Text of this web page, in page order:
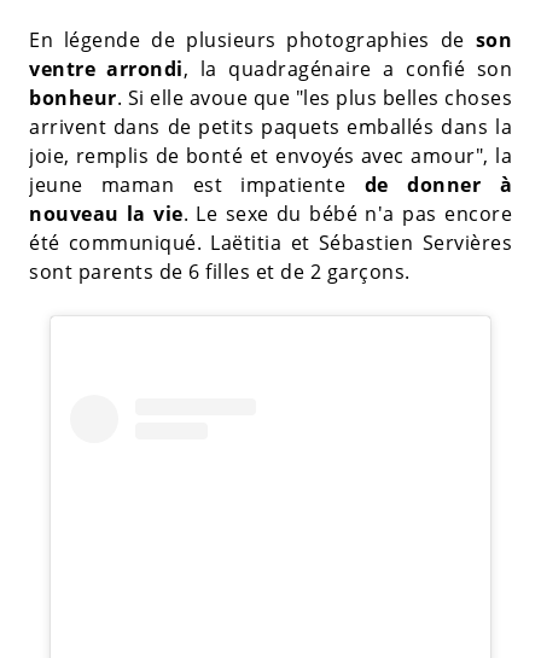
En légende de plusieurs photographies de son
ventre arrondi, la quadragénaire a confié son
bonheur. Si elle avoue que "les plus belles choses
arrivent dans de petits paquets emballés dans la
joie, remplis de bonté et envoyés avec amour", la
jeune maman est impatiente de donner à
nouveau la vie. Le sexe du bébé n'a pas encore
été communiqué. Laëtitia et Sébastien Servières
sont parents de 6 filles et de 2 garçons.